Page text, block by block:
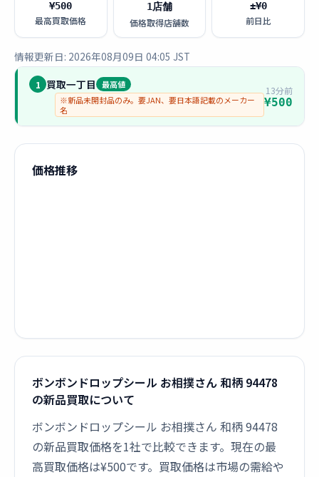
¥500
最高買取価格
1店舗
価格取得店舗数
±¥0
前日比
情報更新日: 2026年08月09日 04:05 JST
1 買取一丁目
最高値
※新品未開封品のみ。要JAN、要日本語記載のメーカー
名
13分前
¥500
価格推移
ボンボンドロップシール お相撲さん 和柄 94478
の新品買取について
ボンボンドロップシール お相撲さん 和柄 94478
の新品買取価格を1社で比較できます。現在の最
高買取価格は¥500です。買取価格は市場の需給や